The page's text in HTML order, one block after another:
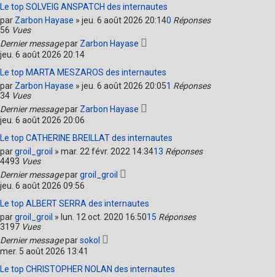
Le top SOLVEIG ANSPATCH des internautes
par Zarbon Hayase » jeu. 6 août 2026 20:140 Réponses
56 Vues
Dernier messagepar Zarbon Hayase
jeu. 6 août 2026 20:14
Le top MARTA MESZAROS des internautes
par Zarbon Hayase » jeu. 6 août 2026 20:051 Réponses
34 Vues
Dernier messagepar Zarbon Hayase
jeu. 6 août 2026 20:06
Le top CATHERINE BREILLAT des internautes
pargroil_groil » mar. 22 févr. 2022 14:3413 Réponses
4493 Vues
Dernier messagepargroil_groil
jeu. 6 août 2026 09:56
Le top ALBERT SERRA des internautes
pargroil_groil » lun. 12 oct. 2020 16:5015 Réponses
3197 Vues
Dernier messageparsokol
mer. 5 août 2026 13:41
Le top CHRISTOPHER NOLAN des internautes